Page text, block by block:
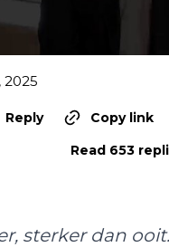
2025
Reply
Copy link
Read 653
sterker dan